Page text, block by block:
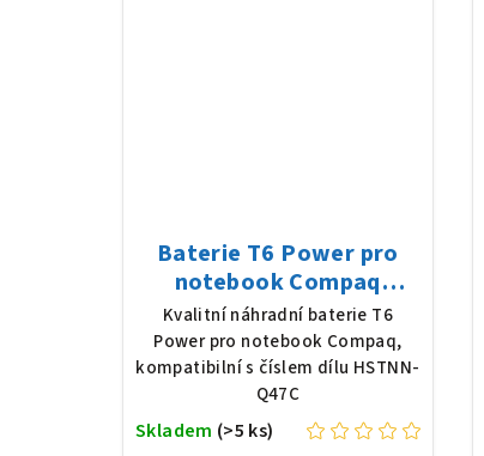
Baterie T6 Power pro
notebook Compaq
HSTNN-Q47C, Li-Ion,
10,8 V, 5200 mAh (56 Wh),
černá
Kvalitní náhradní baterie T6
Power pro notebook Compaq,
kompatibilní s číslem dílu HSTNN-
Q47C
Skladem (>5 ks)